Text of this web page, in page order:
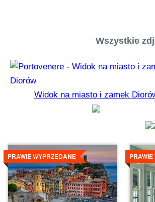
Wszystkie
Widok na miasto i zamek
PRAWIE WYPRZEDANE
Szczegóły